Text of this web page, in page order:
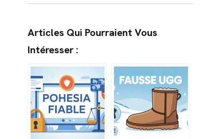
Articles Qui Pourraient Vous
Intéresser :